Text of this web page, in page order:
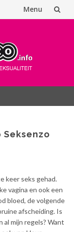
Menu
keer seks gehad.
vagina en ook een
bloed, de volgende
afscheiding. Is
al mijn regels? Want